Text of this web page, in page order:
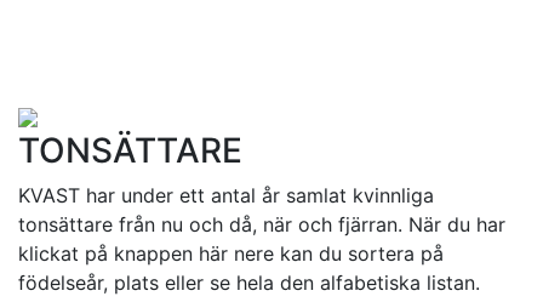
TONSÄTTARE
KVAST har under ett antal år samlat kvinnliga
tonsättare från nu och då, när och fjärran. När du har
klickat på knappen här nere kan du sortera på
födelseår, plats eller se hela den alfabetiska listan.